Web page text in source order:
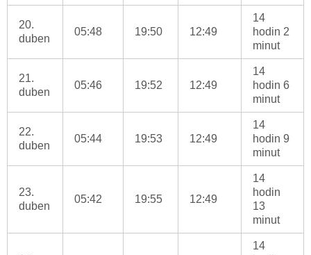
20.
duben
05:48 19:50 12:49
14
hodin 2
minut
21.
duben
05:46 19:52 12:49
14
hodin 6
minut
22.
duben
05:44 19:53 12:49
14
hodin 9
minut
23.
duben
05:42 19:55 12:49
14
hodin
13
minut
14